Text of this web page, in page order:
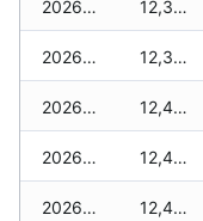
2026-05-04 12,360 zł
2026-05-03 12,390 zł
2026-05-02 12,470 zł
2026-05-01 12,470 zł
2026-04-30 12,430 zł